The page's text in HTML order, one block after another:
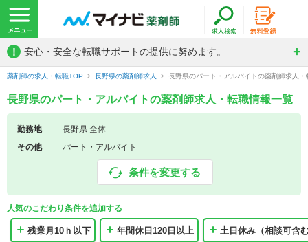
! 安心・安全な転職サポートの提供に努めます。
薬剤師の求人・転職TOP 長野県の薬剤師求人 長野県のパート・アルバイトの薬剤師求人・
長野県のパート・アルバイトの薬剤師求人・転職情報一覧
勤務地
長野県 全体
その他
パート・アルバイト
条件を変更する
人気のこだわり条件を追加する
残業月10ｈ以下 年間休日120日以上 土日休み（相談可含